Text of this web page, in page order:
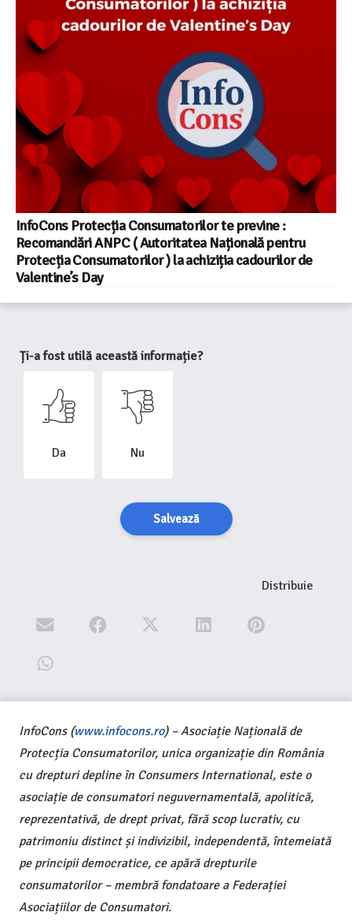
InfoCons Protecția Consumatorilor te previne :
Recomandări ANPC ( Autoritatea Națională pentru
Protecția Consumatorilor ) la achiziția cadourilor de
Valentine’s Day
Ți-a fost utilă această informație?
Da Nu
Salvează
Distribuie
InfoCons (www.infocons.ro) – Asociație Națională de
Protecția Consumatorilor, unica organizație din România
cu drepturi depline în Consumers International, este o
asociație de consumatori neguvernamentală, apolitică,
reprezentativă, de drept privat, fără scop lucrativ, cu
patrimoniu distinct și indivizibil, independentă, întemeiată
pe principii democratice, ce apără drepturile
consumatorilor – membră fondatoare a Federației
Asociațiilor de Consumatori.